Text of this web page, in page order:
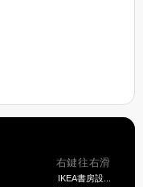
右鍵往右滑
IKEA書房設...